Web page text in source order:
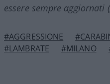
essere sempre aggiornati
#AGGRESSIONE
#LAMBRATE
#MILANO